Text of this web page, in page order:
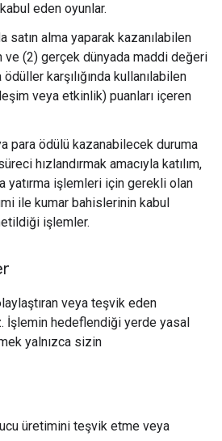
eden oyunlar.
satın alma yaparak kazanılabilen
ve (2) gerçek dünyada maddi değeri
karşılığında kullanılabilen
veya etkinlik) puanları içeren
para ödülü kazanabilecek duruma
hızlandırmak amacıyla katılım,
yatırma işlemleri için gerekli olan
ile kumar bahislerinin kabul
işlemler.
veya teşvik eden
İşlemin hedeflendiği yerde yasal
yalnızca sizin
üretimini teşvik etme veya